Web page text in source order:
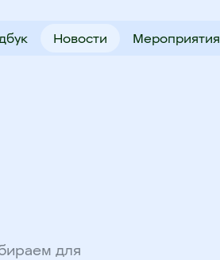
Новости Мероприятия
для